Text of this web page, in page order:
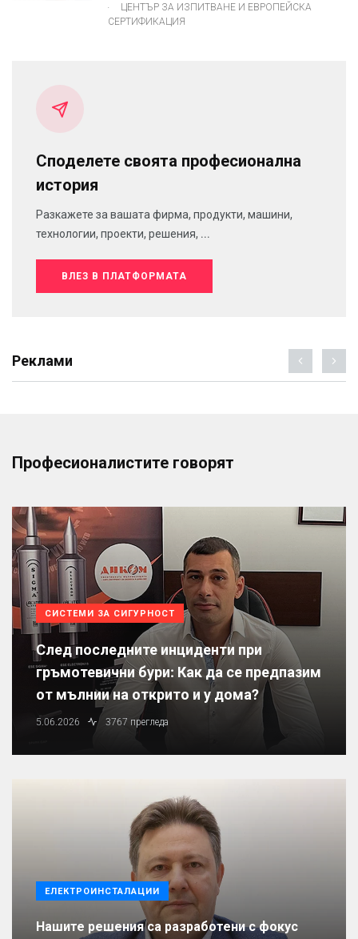
ЦЕНТЪР ЗА ИЗПИТВАНЕ И ЕВРОПЕЙСКА
СЕРТИФИКАЦИЯ
Споделете своята професионална
история
Разкажете за вашата фирма, продукти, машини,
технологии, проекти, решения, ...
ВЛЕЗ В ПЛАТФОРМАТА
Реклами
Професионалистите говорят
СИСТЕМИ ЗА СИГУРНОСТ
След последните инциденти при
гръмотевични бури: Как да се предпазим
от мълнии на открито и у дома?
5.06.2026 3767 прегледа
ЕЛЕКТРОИНСТАЛАЦИИ
Нашите решения са разработени с фокус